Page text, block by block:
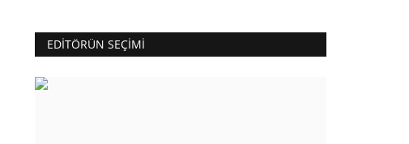
EDITÖRÜN SEÇIMI